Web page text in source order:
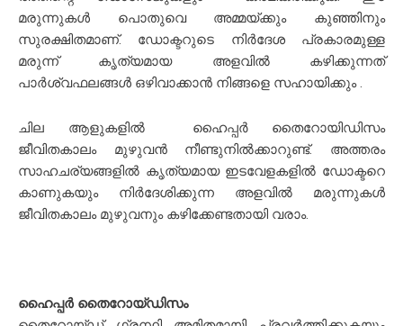
മരുന്നുകൾ പൊതുവെ അമ്മയ്ക്കും കുഞ്ഞിനും
സുരക്ഷിതമാണ്. ഡോക്ടറുടെ നിർദേശ പ്രകാരമുള്ള
മരുന്ന് കൃത്യമായ അളവിൽ കഴിക്കുന്നത്
പാർശ്വഫലങ്ങൾ ഒഴിവാക്കാൻ നിങ്ങളെ സഹായിക്കും .
ചില ആളുകളിൽ ഹൈപ്പർ തൈറോയിഡിസം
ജീവിതകാലം മുഴുവൻ നീണ്ടുനിൽക്കാറുണ്ട്. അത്തരം
സാഹചര്യങ്ങളിൽ കൃത്യമായ ഇടവേളകളിൽ ഡോക്ടറെ
കാണുകയും നിർദേശിക്കുന്ന അളവിൽ മരുന്നുകൾ
ജീവിതകാലം മുഴുവനും കഴിക്കേണ്ടതായി വരാം.
ഹൈപ്പർ തൈറോയ്ഡിസം